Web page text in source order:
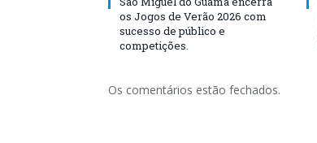
os Jogos de Verão 2026 com
sucesso de público e
competições.
Os comentários estão fechados.